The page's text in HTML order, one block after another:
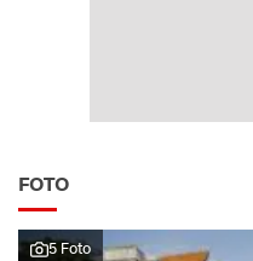
FOTO
5 Foto